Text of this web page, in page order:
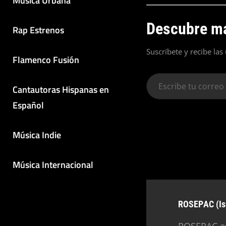
Rap Estrenos
Flamenco Fusión
Cantautoras Hispanas en
Español
Música Indie
Música Internacional
Descubre
Suscríbete y recibe
Escribe
tu
Autor:
ROSEPAC